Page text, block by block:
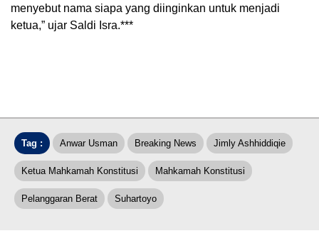
menyebut nama siapa yang diinginkan untuk menjadi
ketua,” ujar Saldi Isra.***
Tag : Anwar Usman Breaking News Jimly Ashhiddiqie
Ketua Mahkamah Konstitusi Mahkamah Konstitusi
Pelanggaran Berat Suhartoyo